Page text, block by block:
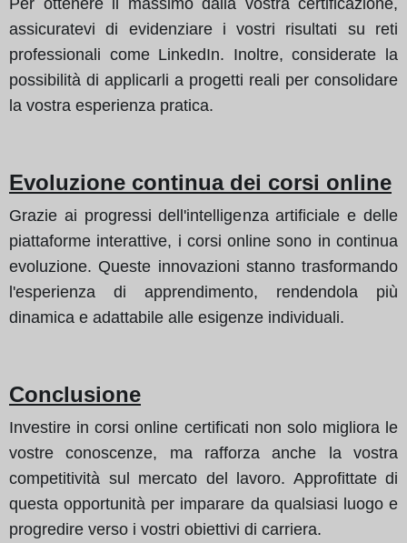
assicuratevi di evidenziare i vostri risultati su reti
professionali come LinkedIn. Inoltre, considerate la
possibilità di applicarli a progetti reali per consolidare
la vostra esperienza pratica.
Evoluzione continua dei corsi online
Grazie ai progressi dell'intelligenza artificiale e delle
piattaforme interattive, i corsi online sono in continua
evoluzione. Queste innovazioni stanno trasformando
l'esperienza di apprendimento, rendendola più
dinamica e adattabile alle esigenze individuali.
Conclusione
Investire in corsi online certificati non solo migliora le
vostre conoscenze, ma rafforza anche la vostra
competitività sul mercato del lavoro. Approfittate di
questa opportunità per imparare da qualsiasi luogo e
progredire verso i vostri obiettivi di carriera.